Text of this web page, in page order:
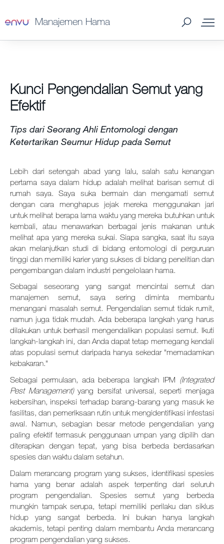
Manajemen Hama
SDS & Labels
Hubungi Kami
Berita
Newsletter
Indeks Situs
Karir
Tentang Kami
Edukasi dan Dukungan
Info Pembelian
Kunci Pengendalian Semut yang
Efektif
Tips dari Seorang Ahli Entomologi dengan
Ketertarikan Seumur Hidup pada Semut
Lebih dari setengah abad yang lalu, salah satu kenangan
pertama saya dalam hidup adalah melihat barisan semut di
rumah saya. Saya suka bermain dan mengamati semut
dengan cara menghapus jejak mereka menggunakan jari
untuk melihat berapa lama waktu yang mereka butuhkan untuk
kembali, atau menawarkan berbagai jenis makanan untuk
melihat apa yang mereka sukai. Siapa sangka, saat itu saya
akan melanjutkan studi di bidang entomologi di perguruan
tinggi dan memiliki karier yang sukses di bidang penelitian dan
pengembangan dalam industri pengelolaan hama.
Sebagai seseorang yang sangat mencintai semut dan
manajemen semut, saya sering diminta membantu
menangani masalah semut. Pengendalian semut tidak rumit,
namun juga tidak mudah. Ada beberapa langkah yang harus
dilakukan untuk berhasil mengendalikan populasi semut. Ikuti
langkah-langkah ini, dan Anda dapat tetap memegang kendali
atas populasi semut daripada hanya sekedar "memadamkan
kebakaran."
Sebagai permulaan, ada beberapa langkah IPM (Integrated
Pest Management)yang bersifat universal, seperti menjaga
kebersihan, inspeksi terhadap barang-barang yang masuk ke
fasilitas, dan pemeriksaan rutin untuk mengidentifikasi infestasi
awal. Namun, sebagian besar metode pengendalian yang
paling efektif termasuk penggunaan umpan yang dipilih dan
diterapkan dengan tepat, yang bisa berbeda berdasarkan
spesies dan waktu dalam setahun.
Dalam merancang program yang sukses, identifikasi spesies
hama yang benar adalah aspek terpenting dari seluruh
program pengendalian. Spesies semut yang berbeda
mungkin tampak serupa, tetapi memiliki perilaku dan siklus
hidup yang sangat berbeda. Ini bukan hanya langkah
akademis, tetapi penting dalam membantu Anda merancang
program pengendalian yang sukses.